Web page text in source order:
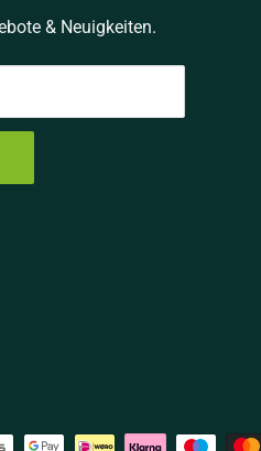
& Neuigkeiten.